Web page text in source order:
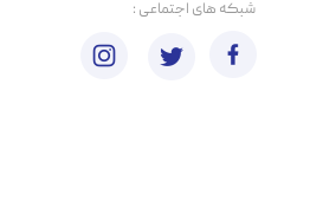
​شبکه های اجتماعی :